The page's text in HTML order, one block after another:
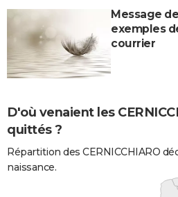
Message
exemples
courrier
D'où venaient les
quittés ?
Répartition des CERNICCHIARO
naissance.